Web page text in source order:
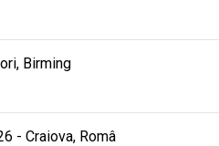
Birming
- Craiova, Româ